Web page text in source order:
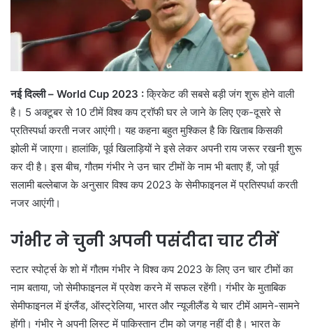
नई दिल्ली – World Cup 2023 :क्रिकेट की सबसे बड़ी जंग शुरू होने वाली
है। 5 अक्टूबर से 10 टीमें विश्व कप ट्रॉफी घर ले जाने के लिए एक-दूसरे से
प्रतिस्पर्धा करती नजर आएंगी। यह कहना बहुत मुश्किल है कि खिताब किसकी
झोली में जाएगा। हालांकि, पूर्व खिलाड़ियों ने इसे लेकर अपनी राय जरूर रखनी शुरू
कर दी है। इस बीच, गौतम गंभीर ने उन चार टीमों के नाम भी बताए हैं, जो पूर्व
सलामी बल्लेबाज के अनुसार विश्व कप 2023 के सेमीफाइनल में प्रतिस्पर्धा करती
नजर आएंगी।
गंभीर ने चुनी अपनी पसंदीदा चार टीमें
स्टार स्पोर्ट्स के शो में गौतम गंभीर ने विश्व कप 2023 के लिए उन चार टीमों का
नाम बताया, जो सेमीफाइनल में प्रवेश करने में सफल रहेंगी। गंभीर के मुताबिक
सेमीफाइनल में इंग्लैंड, ऑस्ट्रेलिया, भारत और न्यूजीलैंड ये चार टीमें आमने-सामने
होंगी। गंभीर ने अपनी लिस्ट में पाकिस्तान टीम को जगह नहीं दी है। भारत के